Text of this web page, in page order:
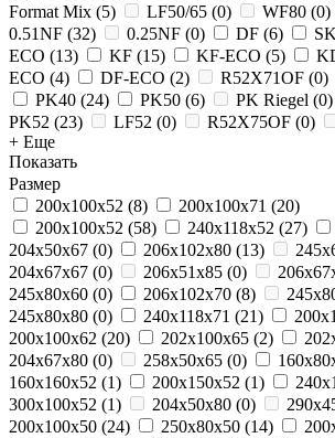
Format Mix (5) LF50/65 (0) WF80 (0)
0.51NF (32) 0.25NF (0) DF (6)
ECO (13) KF (15) KF-ECO (5)
ECO (4) DF-ECO (2) R52X71OF (0)
PK40 (24) PK50 (6) PK Riegel (0)
PK52 (23) LF52 (0) R52X75OF (0)
+ Еще
Показать
Размер
200х100х52 (8) 200x100x71 (20)
200x100x52 (58) 240x118x52 (27)
204x50x67 (0) 206x102x80 (13)
204x67x67 (0) 206x51x85 (0)
245x80x60 (0) 206x102x70 (8)
245x80x80 (0) 240x118x71 (21)
200x100x62 (20) 202x100x65 (2)
204x67x80 (0) 258x50x65 (0)
160x160x52 (1) 200x150x52 (1)
300x100x52 (1) 204x50x80 (0)
200x100x50 (24) 250х80х50 (14)